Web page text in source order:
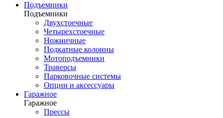
Подъемники
Подъемники
Двухстоечные
Четырехстоечные
Ножничные
Подкатные колонны
Мотоподъемники
Траверсы
Парковочные системы
Опции и аксессуары
Гаражное
Гаражное
Прессы